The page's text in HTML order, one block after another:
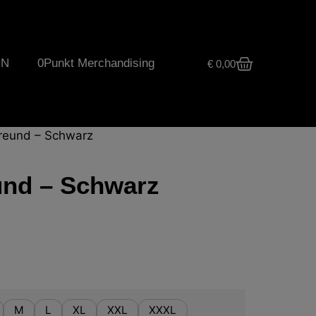
0Punkt Merchandising € 0,00
– Schwarz
– Schwarz
M L XL XXL XXXL